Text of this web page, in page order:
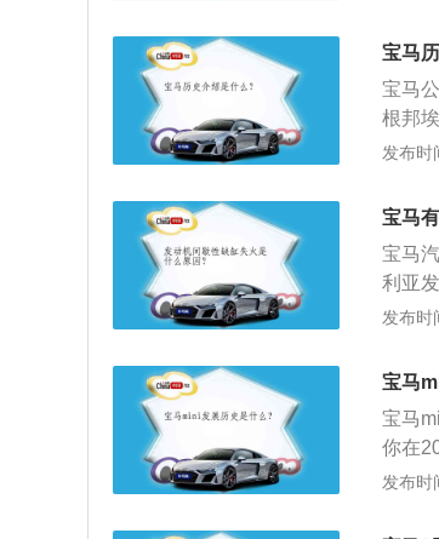
洲市
年间
础。
为
出很
和4速
25I、
条，
上市
说是
没有
心。
性。
宝马
宝马
根邦
制造
权利
与华
比例
长至
发布时
宝马
宝马
利亚
福特
发展
已为
一台
命性
的宝
发布时
宝马
宝马
你在
车、
发布时